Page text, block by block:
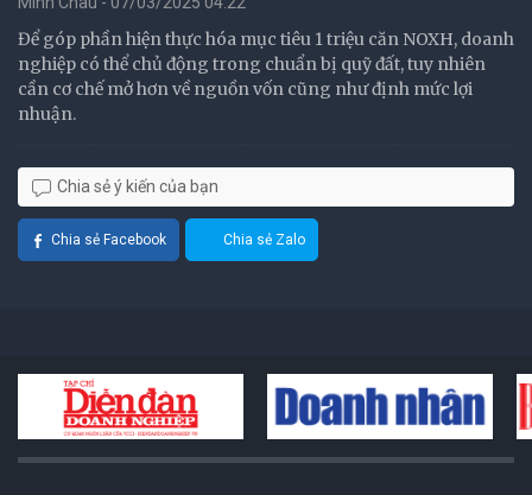
Để góp phần hiện thực hóa mục tiêu 1 triệu căn NOXH, doanh
nghiệp có thể chủ động trong chuẩn bị quỹ đất, tuy nhiên
cần cơ chế mở hơn về nguồn vốn cũng như định mức lợi
nhuận.
Chia sẻ ý kiến của bạn
Chia sẻ Facebook Chia sẻ Zalo